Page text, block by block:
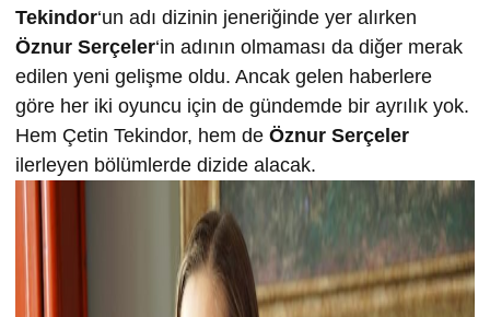
Tekindor‘un adı dizinin jeneriğinde yer alırken
Öznur Serçeler‘in adının olmaması da diğer merak
edilen yeni gelişme oldu. Ancak gelen haberlere
göre her iki oyuncu için de gündemde bir ayrılık yok.
Hem Çetin Tekindor, hem de Öznur Serçeler
ilerleyen bölümlerde dizide alacak.